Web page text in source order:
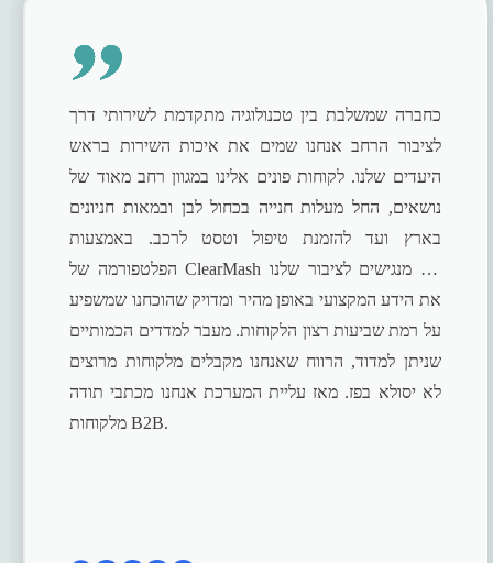
כחברה שמשלבת בין טכנולוגיה מתקדמת לשירותי דרך
לציבור הרחב אנחנו שמים את איכות השירות בראש
היעדים שלנו. לקוחות פונים אלינו במגוון רחב מאוד של
נושאים, החל מעלות חנייה בכחול לבן ובמאות חניונים
בארץ ועד להזמנת טיפול וטסט לרכב. באמצעות
הפלטפורמה של ClearMash אנו מנגישים לציבור שלנו
את הידע המקצועי באופן מהיר ומדויק שהוכחנו שמשפיע
על רמת שביעות רצון הלקוחות. מעבר למדדים הכמותיים
שניתן למדוד, הרווח שאנחנו מקבלים מלקוחות מרוצים
לא יסולא בפז. מאז עליית המערכת אנחנו מכתבי תודה
מלקוחות B2B.